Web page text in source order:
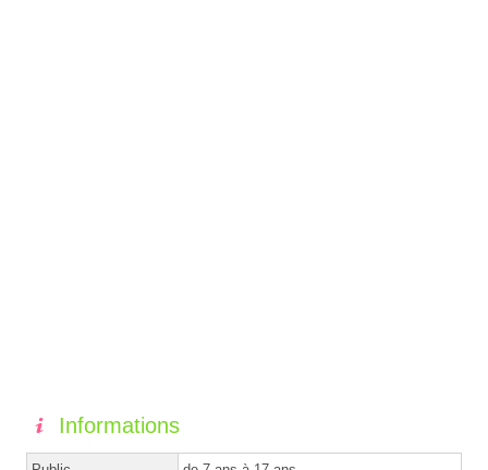
Informations